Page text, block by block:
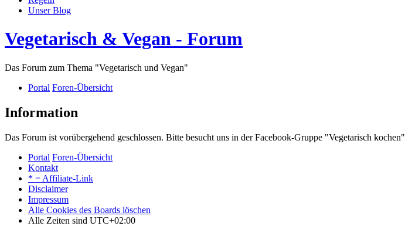
Unser Blog
Vegetarisch & Vegan - Forum
Das Forum zum Thema "Vegetarisch und Vegan"
Portal Foren-Übersicht
Information
Das Forum ist vorübergehend geschlossen. Bitte besucht uns in der Facebook-Gruppe "Vegetarisch kochen"
Portal Foren-Übersicht
Kontakt
* = Affiliate-Link
Disclaimer
Impressum
Alle Cookies des Boards löschen
Alle Zeiten sind UTC+02:00